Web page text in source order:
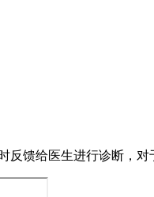
反馈给医生进行诊断，